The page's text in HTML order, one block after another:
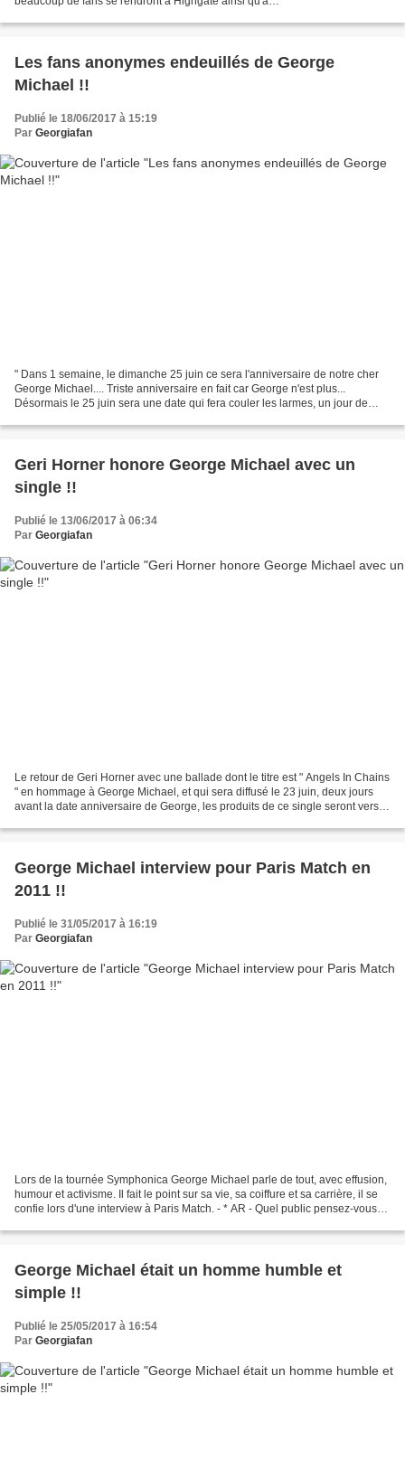
Les fans anonymes endeuillés de George
Michael !!
Publié le 18/06/2017 à 15:19
Par Georgiafan
" Dans 1 semaine, le dimanche 25 juin ce sera l'anniversaire de notre cher
George Michael.... Triste anniversaire en fait car George n'est plus...
Désormais le 25 juin sera une date qui fera couler les larmes, un jour de
Geri Horner honore George Michael avec un
single !!
Publié le 13/06/2017 à 06:34
Par Georgiafan
Le retour de Geri Horner avec une ballade dont le titre est " Angels In Chains
" en hommage à George Michael, et qui sera diffusé le 23 juin, deux jours
avant la date anniversaire de George, les produits de ce single seront versés
George Michael interview pour Paris Match en
2011 !!
Publié le 31/05/2017 à 16:19
Par Georgiafan
Lors de la tournée Symphonica George Michael parle de tout, avec effusion,
humour et activisme. Il fait le point sur sa vie, sa coiffure et sa carrière, il se
confie lors d'une interview à Paris Match. - * AR - Quel public pensez-vous
George Michael était un homme humble et
simple !!
Publié le 25/05/2017 à 16:54
Par Georgiafan